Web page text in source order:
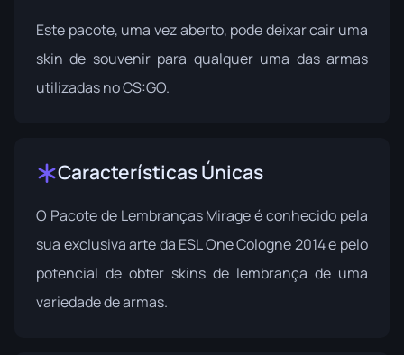
Este pacote, uma vez aberto, pode deixar cair uma
skin de souvenir para qualquer uma das armas
utilizadas no CS:GO.
Características Únicas
O Pacote de Lembranças Mirage é conhecido pela
sua exclusiva arte da ESL One Cologne 2014 e pelo
potencial de obter skins de lembrança de uma
variedade de armas.